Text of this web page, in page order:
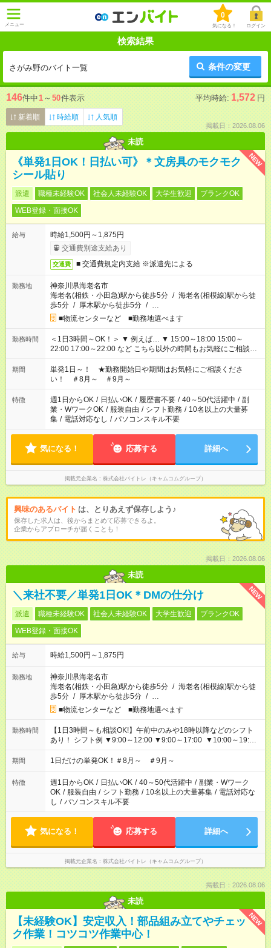
メニュー
0
気になる！ ログイン
検索結果
さがみ野のバイト一覧 条件の変更
146件中1 ～ 50件表示 平均時給: 1,572 円
新着順 時給順 人気順
掲載日：2026.08.06
未読
NEW
《単発1日OK！日払い可》＊文房具のモクモク
シール貼り
派遣 職種未経験OK 社会人未経験OK 大学生歓迎
ブランクOK
WEB登録・面接OK
給与
時給1,500円～1,875円
交通費別途支給あり
交通費 ■ 交通費規定内支給 ※派遣先による
勤務地
神奈川県海老名市
海老名(相鉄・小田急)駅から徒歩5分 / 海老名(相模線)駅から徒
歩5分 / 厚木駅から徒歩5分 / …
■物流センターなど ■勤務地選べます
勤務時間
＜1日3時間～OK！＞ ▼ 例えば… ▼ 15:00～18:00 15:00～
22:00 17:00～22:00 など こちら以外の時間もお気軽にご相談く
ださい！
期間
単発1日～！ ★勤務開始日や期間はお気軽にご相談くださ
い！ ＃8月～ ＃9月～
特徴 週1日からOK / 日払いOK / 履歴書不要 / 40～50代活躍中 / 副
業・WワークOK / 服装自由 / シフト勤務 / 10名以上の大量募
集 / 電話対応なし / パソコンスキル不要
気になる！ 応募する 詳細へ
掲載元企業名 株式会社バイトレ（キャムコムグループ）
興味のあるバイト は、とりあえず保存しよう♪
保存した求人は、後からまとめて応募できるよ。
企業からアプローチが届くことも！
掲載日：2026.08.06
未読
NEW
＼来社不要／単発1日OK＊DMの仕分け
派遣 職種未経験OK 社会人未経験OK 大学生歓迎
ブランクOK
WEB登録・面接OK
給与 時給1,500円～1,875円
勤務地
神奈川県海老名市
海老名(相鉄・小田急)駅から徒歩5分 / 海老名(相模線)駅から徒
歩5分 / 厚木駅から徒歩5分 / …
■物流センターなど ■勤務地選べます
勤務時間
【1日3時間～も相談OK!】午前中のみや18時以降などのシフト
あり！ シフト例 ▼9:00～12:00 ▼9:00～17:00 ▼10:00～19:00
▼18:00～21:00
期間 1日だけの単発OK！＃8月～ ＃9月～
特徴 週1日からOK / 日払いOK / 40～50代活躍中 / 副業・Wワーク
OK / 服装自由 / シフト勤務 / 10名以上の大量募集 / 電話対応な
し / パソコンスキル不要
気になる！ 応募する 詳細へ
掲載元企業名 株式会社バイトレ（キャムコムグループ）
掲載日：2026.08.06
未読
NEW
【未経験OK】安定収入！部品組み立てやチェッ
ク作業！コツコツ作業中心！